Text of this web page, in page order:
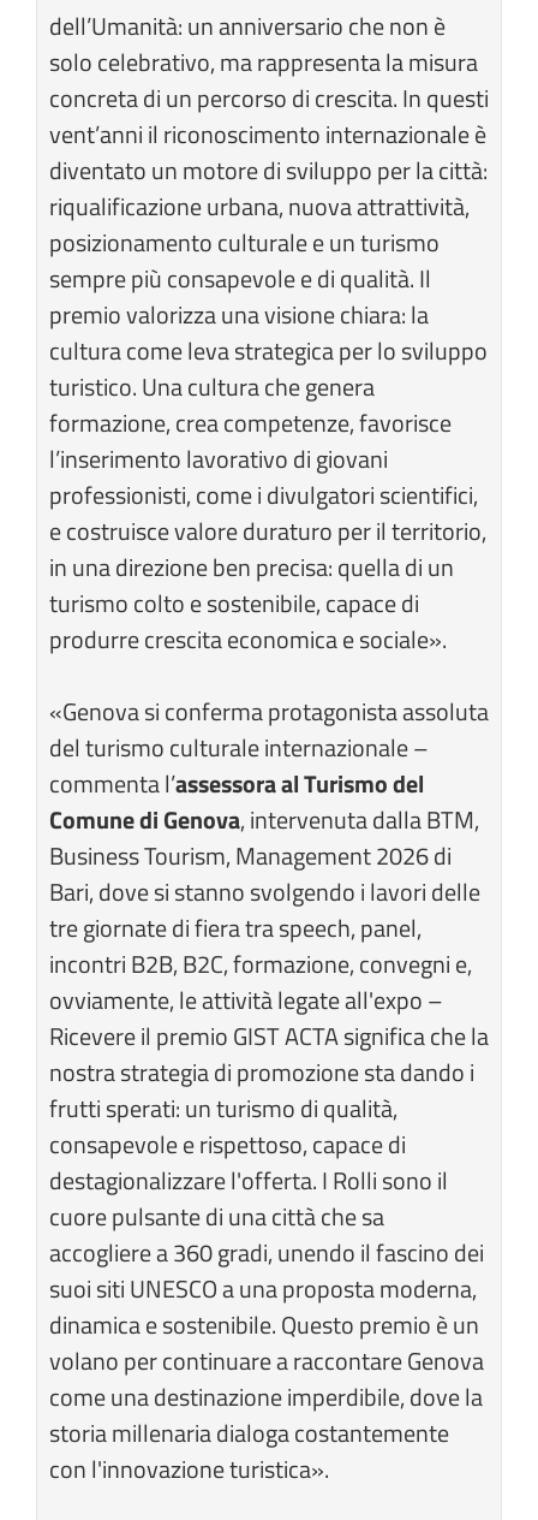
dell’Umanità: un anniversario che non è
solo celebrativo, ma rappresenta la misura
concreta di un percorso di crescita. In questi
vent’anni il riconoscimento internazionale è
diventato un motore di sviluppo per la città:
riqualificazione urbana, nuova attrattività,
posizionamento culturale e un turismo
sempre più consapevole e di qualità. Il
premio valorizza una visione chiara: la
cultura come leva strategica per lo sviluppo
turistico. Una cultura che genera
formazione, crea competenze, favorisce
l’inserimento lavorativo di giovani
professionisti, come i divulgatori scientifici,
e costruisce valore duraturo per il territorio,
in una direzione ben precisa: quella di un
turismo colto e sostenibile, capace di
produrre crescita economica e sociale».
«Genova si conferma protagonista assoluta
del turismo culturale internazionale –
commenta l’assessora al Turismo del
Comune di Genova, intervenuta dalla BTM,
Business Tourism, Management 2026 di
Bari, dove si stanno svolgendo i lavori delle
tre giornate di fiera tra speech, panel,
incontri B2B, B2C, formazione, convegni e,
ovviamente, le attività legate all'expo –
Ricevere il premio GIST ACTA significa che la
nostra strategia di promozione sta dando i
frutti sperati: un turismo di qualità,
consapevole e rispettoso, capace di
destagionalizzare l'offerta. I Rolli sono il
cuore pulsante di una città che sa
accogliere a 360 gradi, unendo il fascino dei
suoi siti UNESCO a una proposta moderna,
dinamica e sostenibile. Questo premio è un
volano per continuare a raccontare Genova
come una destinazione imperdibile, dove la
storia millenaria dialoga costantemente
con l'innovazione turistica».